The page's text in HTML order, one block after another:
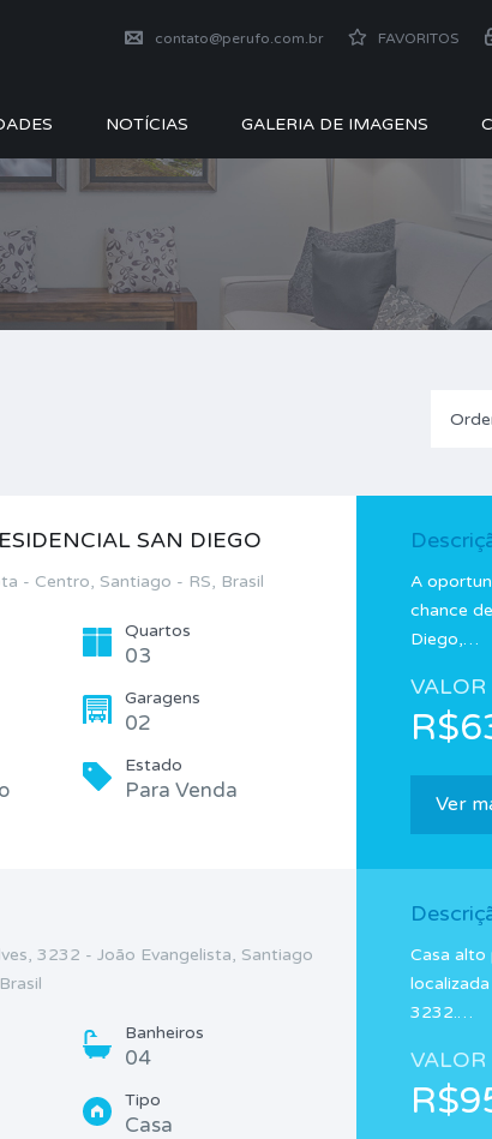
contato@perufo.com.br FAVORITOS
NOTÍCIAS GALERIA DE IMAGENS
SAN DIEGO
- Centro, Santiago - RS, Brasil
Quartos
03
Garagens
02
Estado
Para Venda
A
chance
Diego,…
VALOR
Ver
3232 - João Evangelista, Santiago
Banheiros
04
Tipo
Casa
Casa alto
3232.…
VALOR